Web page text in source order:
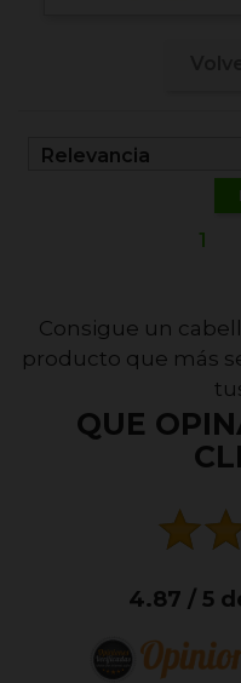
Relevancia
1
Consigue un
producto que más
QUE
4.87 / 5